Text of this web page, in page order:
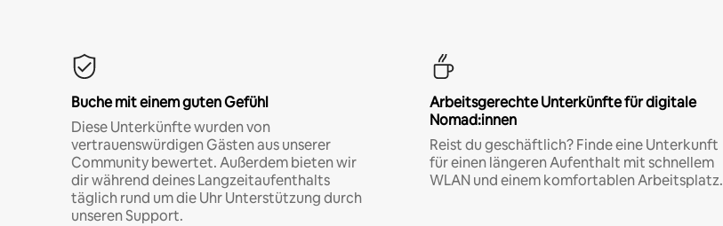
Buche mit einem guten Gefühl
Diese Unterkünfte wurden von
vertrauenswürdigen Gästen aus unserer
Community bewertet. Außerdem bieten wir
dir während deines Langzeitaufenthalts
täglich rund um die Uhr Unterstützung durch
unseren Support.
Arbeitsgerechte Unterkünfte für digitale
Nomad:innen
Reist du geschäftlich? Finde eine Unterkunft
für einen längeren Aufenthalt mit schnellem
WLAN und einem komfortablen Arbeitsplatz.